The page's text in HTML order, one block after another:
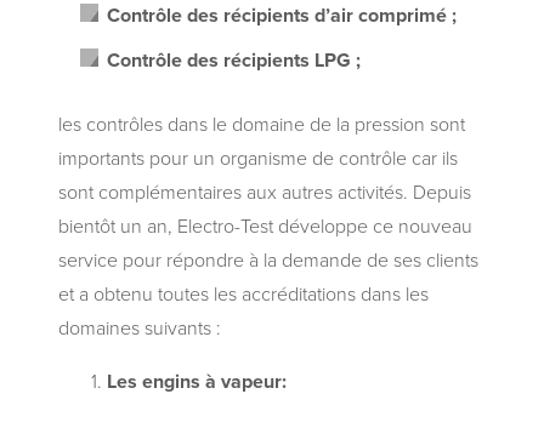
Contrôle des récipients d’air comprimé ;
Contrôle des récipients LPG ;
les contrôles dans le domaine de la pression sont
importants pour un organisme de contrôle car ils
sont complémentaires aux autres activités. Depuis
bientôt un an, Electro-Test développe ce nouveau
service pour répondre à la demande de ses clients
et a obtenu toutes les accréditations dans les
domaines suivants :
Les engins à vapeur: